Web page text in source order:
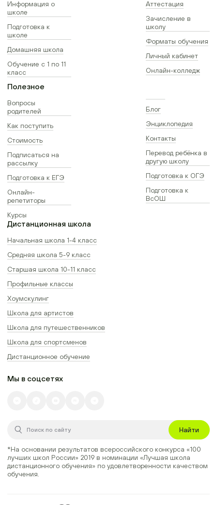
Информация о
школе
Подготовка к
школе
Домашняя школа
Обучение с 1 по 11
класс
Аттестация
Зачисление в
школу
Форматы обучения
Личный кабинет
Онлайн-колледж
Полезное
Вопросы
родителей
Как поступить
Стоимость
Подписаться на
рассылку
Подготовка к ЕГЭ
Онлайн-
репетиторы
Курсы
Блог
Энциклопедия
Контакты
Перевод ребёнка в
другую школу
Подготовка к ОГЭ
Подготовка к
ВсОШ
Дистанционная школа
Начальная школа 1-4 класс
Средняя школа 5-9 класс
Старшая школа 10-11 класс
Профильные классы
Хоумскулинг
Школа для артистов
Школа для путешественников
Школа для спортсменов
Дистанционное обучение
Мы в соцсетях
Найти
*На основании результатов всероссийского конкурса «100
лучших школ России» 2019 в номинации «Лучшая школа
дистанционного обучения» по удовлетворенности качеством
обучения.